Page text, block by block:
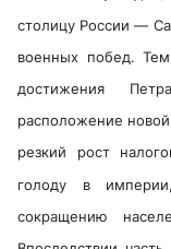
столицу России —
военных побед.
достижения
расположение
резкий рост
голоду в
сокращению